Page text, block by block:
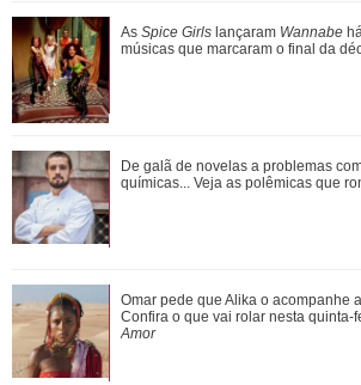
Entenda a dinâmica do NCT e
grupo de K-Pop
Ariana Grande anuncia pausa na
corpo
Agrado e Eduarda são
João Raul. Saiba o que vai
As Spice Girls lançaram Wannabe
músicas que marcaram o final da
De galã de novelas a problemas
químicas... Veja as polêmicas que
Omar pede que Alika o acompanhe
Confira o que vai rolar nesta quinta-
Amor